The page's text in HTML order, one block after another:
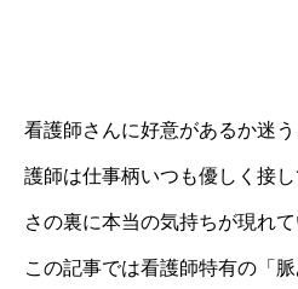
看護師さんに好意があるか迷
護師は仕事柄いつも優しく接
さの裏に本当の気持ちが現れ
この記事では看護師特有の「